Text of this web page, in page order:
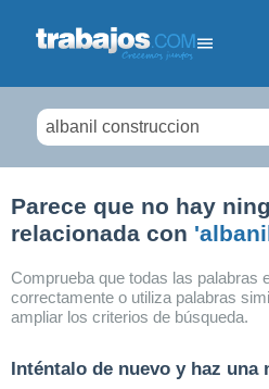
Parece que no hay
relacionada con
Comprueba que todas las palabras
correctamente o utiliza palabras
ampliar los criterios de búsqueda.
Inténtalo de nuevo y haz una